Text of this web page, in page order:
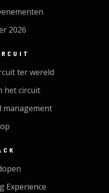
2026
ter wereld
het circuit
management
Experience